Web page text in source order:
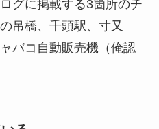
グに掲載する3箇所のチ
吊橋、千頭駅、寸又
バコ自動販売機（俺認